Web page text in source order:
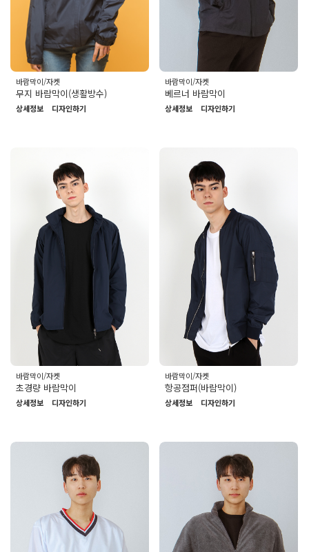
바람막이/자켓
무지 바람막이(생활방수)
상세정보 디자인하기
바람막이/자켓
베르너 바람막이
상세정보 디자인하기
바람막이/자켓
초경량 바람막이
상세정보 디자인하기
바람막이/자켓
항공점퍼(바람막이)
상세정보 디자인하기